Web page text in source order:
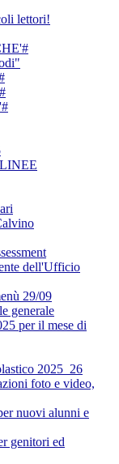
lettori!
dell'Ufficio
29/09
generale
per il mese di
2025_26
foto e video,
nuovi alunni e
genitori ed